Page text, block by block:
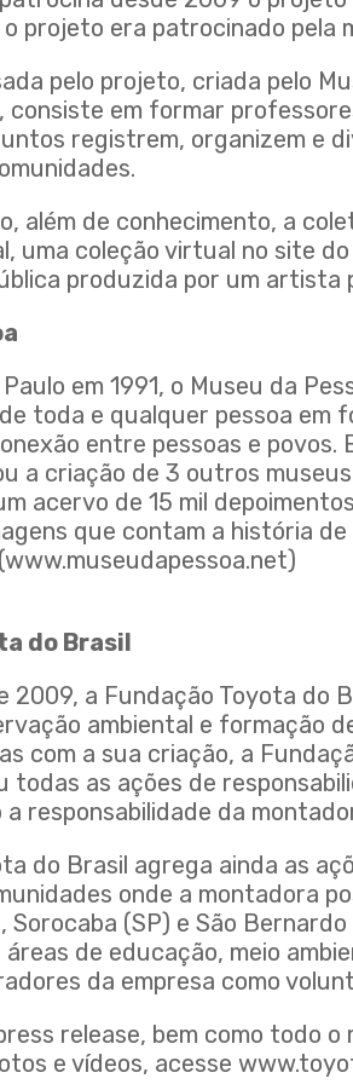
projeto era patrocinado pela
pelo projeto, criada pelo
consiste em formar
registrem, organizem e
além de conhecimento, a
uma coleção virtual no site
produzida por um artista
em 1991, o Museu da
toda e qualquer pessoa em
entre pessoas e povos.
a criação de 3 outros
acervo de 15 mil
que contam a história
www.museudapessoa.net)
do Brasil
2009, a Fundação Toyota do
ambiental e formação
com a sua criação, a
todas as ações de
responsabilidade da
do Brasil agrega ainda as
onde a montadora
Sorocaba (SP) e São
áreas de educação, meio
da empresa como
release, bem como todo o
e vídeos, acesse